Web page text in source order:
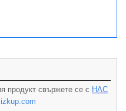
продукт свържете се с НАС